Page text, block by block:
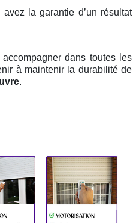
la garantie d’un résultat
dans toutes les
à maintenir la durabilité de
.